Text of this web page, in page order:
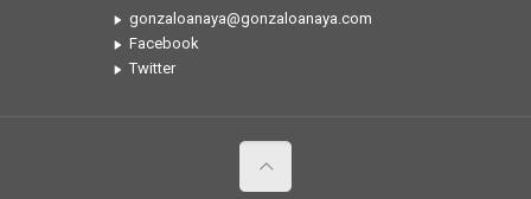
gonzaloanaya@gonzaloanaya.com
Facebook
Twitter